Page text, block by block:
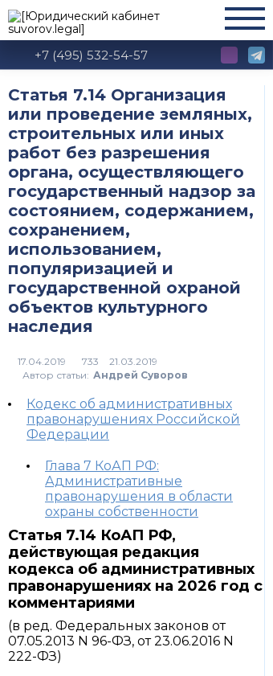
+7 (495) 532-54-57
Статья 7.14 Организация
или проведение земляных,
строительных или иных
работ без разрешения
органа, осуществляющего
государственный надзор за
состоянием, содержанием,
сохранением,
использованием,
популяризацией и
государственной охраной
объектов культурного
наследия
733
Автор статьи: Андрей Суворов
Кодекс об административных
правонарушениях Российской
Федерации
Глава 7 КоАП РФ:
Административные
правонарушения в области
охраны собственности
Статья 7.14 КоАП РФ,
действующая редакция
кодекса об административных
правонарушениях на 2026 год с
комментариями
(в ред. Федеральных законов от
07.05.2013 N 96-ФЗ, от 23.06.2016 N
222-ФЗ)